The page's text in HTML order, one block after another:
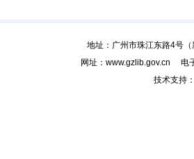
地址：广州市珠江东路4
网址：www.gzlib.gov.cn 电
技术支持